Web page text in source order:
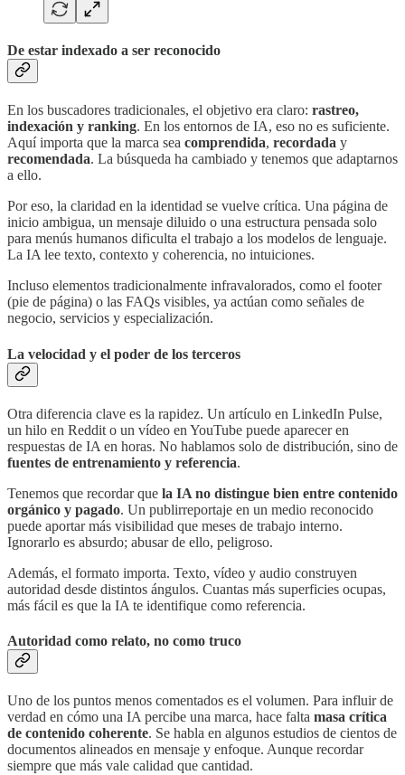
De estar indexado a ser reconocido
En los buscadores tradicionales, el objetivo era claro: rastreo,
indexación y ranking. En los entornos de IA, eso no es suficiente.
Aquí importa que la marca sea comprendida, recordada y
recomendada. La búsqueda ha cambiado y tenemos que adaptarnos
a ello.
Por eso, la claridad en la identidad se vuelve crítica. Una página de
inicio ambigua, un mensaje diluido o una estructura pensada solo
para menús humanos dificulta el trabajo a los modelos de lenguaje.
La IA lee texto, contexto y coherencia, no intuiciones.
Incluso elementos tradicionalmente infravalorados, como el footer
(pie de página) o las FAQs visibles, ya actúan como señales de
negocio, servicios y especialización.
La velocidad y el poder de los terceros
Otra diferencia clave es la rapidez. Un artículo en LinkedIn Pulse,
un hilo en Reddit o un vídeo en YouTube puede aparecer en
respuestas de IA en horas. No hablamos solo de distribución, sino de
fuentes de entrenamiento y referencia.
Tenemos que recordar que la IA no distingue bien entre contenido
orgánico y pagado. Un publirreportaje en un medio reconocido
puede aportar más visibilidad que meses de trabajo interno.
Ignorarlo es absurdo; abusar de ello, peligroso.
Además, el formato importa. Texto, vídeo y audio construyen
autoridad desde distintos ángulos. Cuantas más superficies ocupas,
más fácil es que la IA te identifique como referencia.
Autoridad como relato, no como truco
Uno de los puntos menos comentados es el volumen. Para influir de
verdad en cómo una IA percibe una marca, hace falta masa crítica
de contenido coherente. Se habla en algunos estudios de cientos de
documentos alineados en mensaje y enfoque. Aunque recordar
siempre que más vale calidad que cantidad.